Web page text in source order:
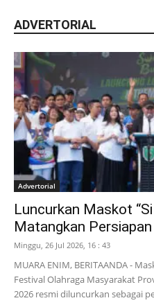
ADVERTORIAL
Advertorial
Luncurkan Maskot
Matangkan
Minggu, 26 Jul 2026, 16 : 43
MUARA ENIM, BERITAANDA -
Festival Olahraga Masyarakat
2026 resmi diluncurkan sebagai